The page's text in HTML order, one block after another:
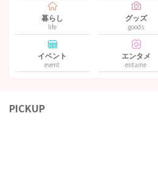
暮らし
life
グッズ
goods
イベント
event
エンタメ
entame
PICKUP